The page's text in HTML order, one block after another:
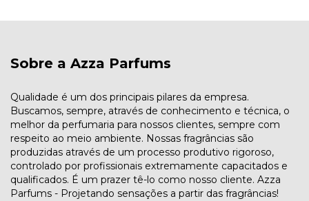
Sobre a Azza Parfums
Qualidade é um dos principais pilares da empresa.
Buscamos, sempre, através de conhecimento e técnica, o
melhor da perfumaria para nossos clientes, sempre com
respeito ao meio ambiente. Nossas fragrâncias são
produzidas através de um processo produtivo rigoroso,
controlado por profissionais extremamente capacitados e
qualificados. É um prazer tê-lo como nosso cliente. Azza
Parfums - Projetando sensações a partir das fragrâncias!